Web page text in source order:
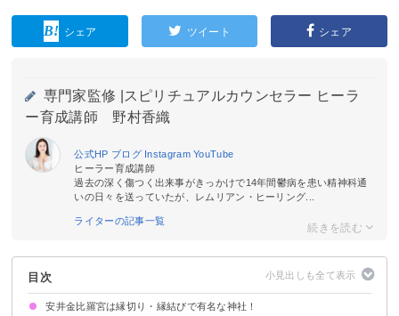
シェア ツイート シェア
専門家監修 |
スピリチュアルカウンセラー ヒーラ
ー育成講師 野村香織
公式HP ブログ InstagramYouTube
ヒーラー育成講師
過去の深く傷つく出来事がきっかけで14年間鬱病を患い精神科通
いの日々を送っていたが、レムリアン・ヒーリング...
ライターの記事一覧
目次
安井金比羅宮は縁切り・縁結びで有名な神社！